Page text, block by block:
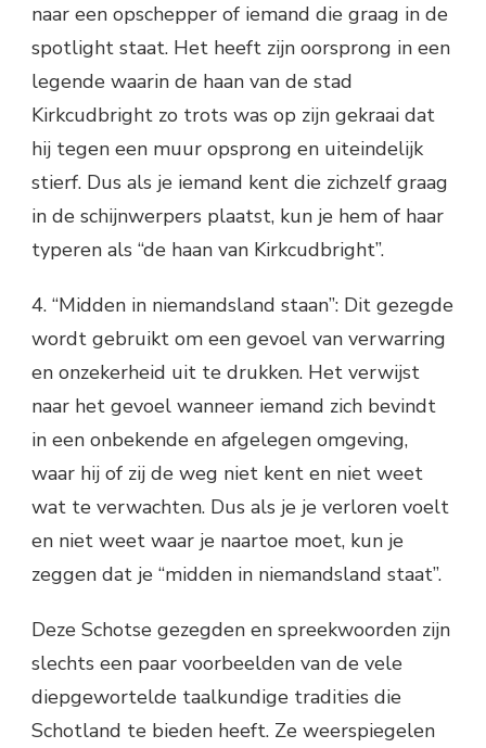
naar een opschepper of iemand die graag in de
spotlight staat. Het heeft zijn oorsprong in een
legende waarin de haan van de stad
Kirkcudbright zo trots was op zijn gekraai dat
hij tegen een muur opsprong en uiteindelijk
stierf. Dus als je iemand kent die zichzelf graag
in de schijnwerpers plaatst, kun je hem of haar
typeren als “de haan van Kirkcudbright”.
4. “Midden in niemandsland staan”: Dit gezegde
wordt gebruikt om een gevoel van verwarring
en onzekerheid uit te drukken. Het verwijst
naar het gevoel wanneer iemand zich bevindt
in een onbekende en afgelegen omgeving,
waar hij of zij de weg niet kent en niet weet
wat te verwachten. Dus als je je verloren voelt
en niet weet waar je naartoe moet, kun je
zeggen dat je “midden in niemandsland staat”.
Deze Schotse gezegden en spreekwoorden zijn
slechts een paar voorbeelden van de vele
diepgewortelde taalkundige tradities die
Schotland te bieden heeft. Ze weerspiegelen